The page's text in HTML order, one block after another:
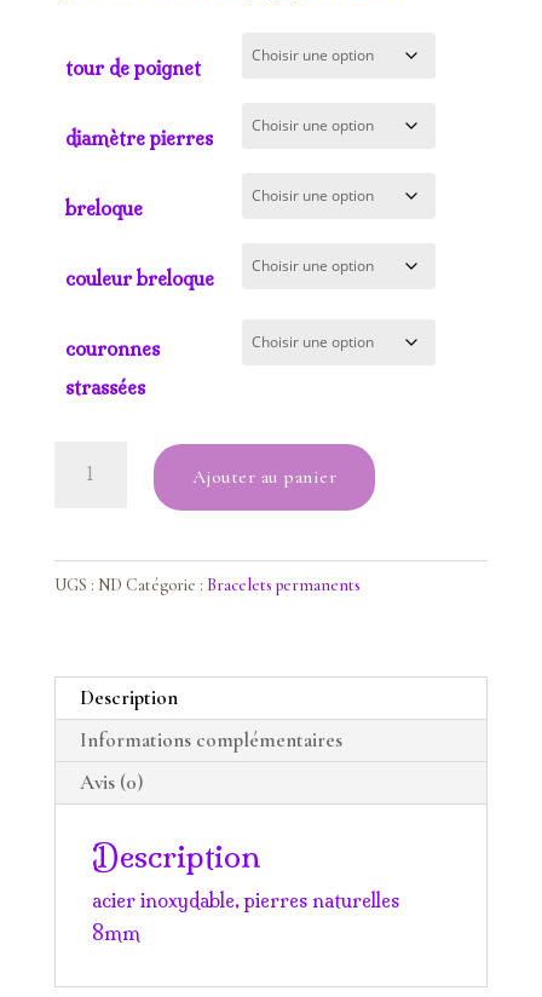
tour de poignet
diamètre pierres
breloque
couleur breloque
couronnes
strassées
Ajouter au panier
UGS : ND Catégorie : Bracelets permanents
Description
Informations complémentaires
Avis (0)
Description
acier inoxydable, pierres naturelles
8mm